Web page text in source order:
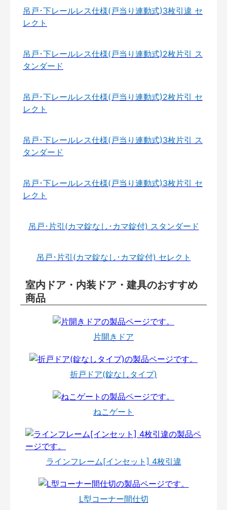
吊戸･下レールレス仕様(戸当り連動式)3枚引違 セ
レクト
吊戸･下レールレス仕様(戸当り連動式)2枚片引 ス
タンダード
吊戸･下レールレス仕様(戸当り連動式)2枚片引 セ
レクト
吊戸･下レールレス仕様(戸当り連動式)3枚片引 ス
タンダード
吊戸･下レールレス仕様(戸当り連動式)3枚片引 セ
レクト
吊戸･片引(カマ錠なし･カマ錠付) スタンダード
吊戸･片引(カマ錠なし･カマ錠付) セレクト
室内ドア・内装ドア・建具のおすすめ
商品
片開きドア
折戸ドア(錠なしタイプ)
ねこゲート
ラインフレーム[インセット] 4枚引違
L型コーナー間仕切